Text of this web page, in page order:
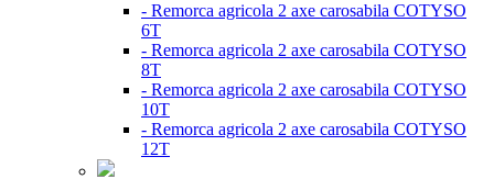
- Remorca agricola 2 axe carosabila COTYSO
6T
- Remorca agricola 2 axe carosabila COTYSO
8T
- Remorca agricola 2 axe carosabila COTYSO
10T
- Remorca agricola 2 axe carosabila COTYSO
12T